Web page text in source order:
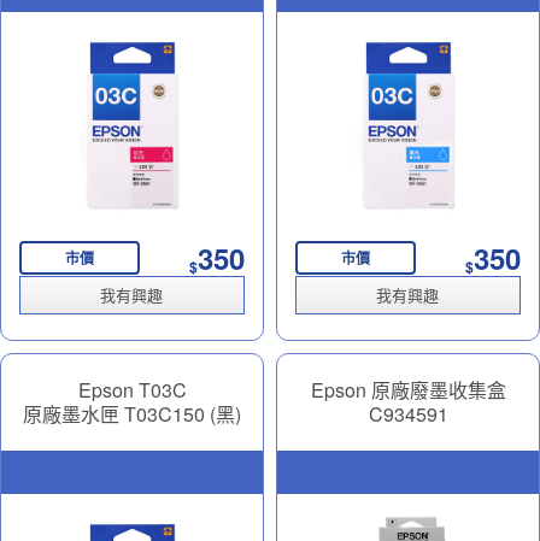
市價 $350
我有興趣
市價 $350
我有興趣
Epson T03C
原廠墨水匣 T03C150 (黑)
Epson 原廠廢墨收集盒
C934591